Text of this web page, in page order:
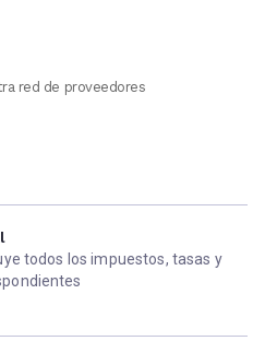
red de proveedores
todos los impuestos, tasas y